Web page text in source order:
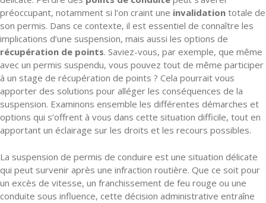
préoccupant, notamment si l’on craint une invalidation totale de
son permis. Dans ce contexte, il est essentiel de connaître les
implications d’une suspension, mais aussi les options de
récupération de points. Saviez-vous, par exemple, que même
avec un permis suspendu, vous pouvez tout de même participer
à un stage de récupération de points ? Cela pourrait vous
apporter des solutions pour alléger les conséquences de la
suspension. Examinons ensemble les différentes démarches et
options qui s’offrent à vous dans cette situation difficile, tout en
apportant un éclairage sur les droits et les recours possibles.
La suspension de permis de conduire est une situation délicate
qui peut survenir après une infraction routière. Que ce soit pour
un excès de vitesse, un franchissement de feu rouge ou une
conduite sous influence, cette décision administrative entraîne